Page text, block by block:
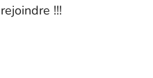
rejoindre !!!